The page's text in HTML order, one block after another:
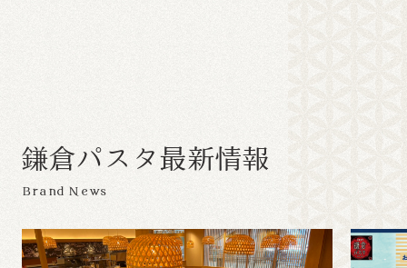
鎌倉パ ス タ最新情報
Brand News